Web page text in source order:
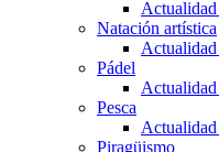
Natación artística
Pádel
Pesca
Piragüismo